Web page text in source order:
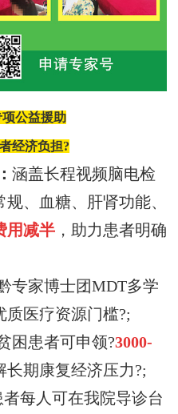
公益援助
经济负担?
涵盖长程视频脑电检
、血糖、肝肾功能、
用减半 ，助力患者明确
专家博士团MDT多学
质医疗资源门槛?;
困患者可申领?3000-
长期康复经济压力?;
者每人可在我院导诊台